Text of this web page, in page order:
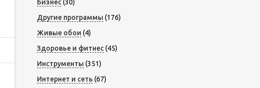
Бизнес(30)
Другие программы (176)
Живые обои (4)
Здоровье и фитнес(45)
Инструменты (351)
Интернет и сеть (67)